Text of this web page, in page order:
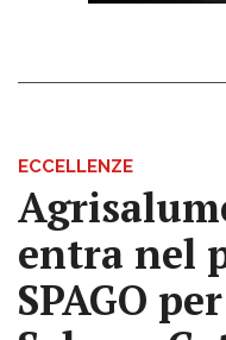
ECCELLENZE
entra nel
SPAGO